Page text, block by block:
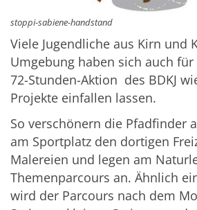
stoppi-sabiene-handstand
Viele Jugendliche aus Kirn und
Umgebung haben sich auch
72-Stunden-Aktion des BDKJ
Projekte einfallen lassen.
So verschönern die Pfadfinder
am Sportplatz den dortigen
Malereien und legen am
Themenparcours an. Ähnlich
wird der Parcours nach dem